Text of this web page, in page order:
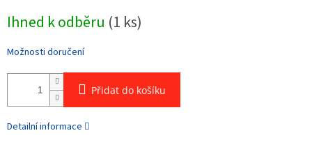
cena:
Ihned k odběru (1 ks)
Možnosti doručení
Přidat do košíku
Detailní informace